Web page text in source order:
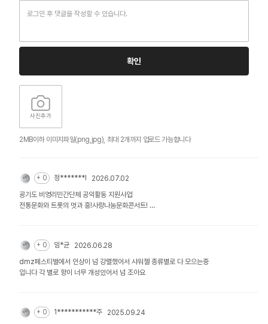
확인
사진추가
2MB이하 이미지파일(png,jpg), 최대 2개까지 업로드 가능합니다
+ 0 정*******l
2026.07.02
굥기도 비영리민간단체 공익활동 지원사업
전통문화와 트롯의 멋과 흥!사랑나눔문화콘서트!
공연내용: 남한산성전통무예 및 사랑나눔문화예술단 공연(시니어모델3
0명. 전통무예시범19명. 색소폰. 경기민요. 한국무용. 댜중가수 등 공
연)
요청: 멋진 러쉬룸을 설치해서 운영할수있으면 합나다
+ 0 임*균
2026.06.28
dmz페스티벌에서 인상이 넘 강렬했어서 샤워젤 종류별로 다 모으는중
입니다 각 별로 향이 너무 개성있어서 넘 조아요
+ 0 1***********주
2025.09.24